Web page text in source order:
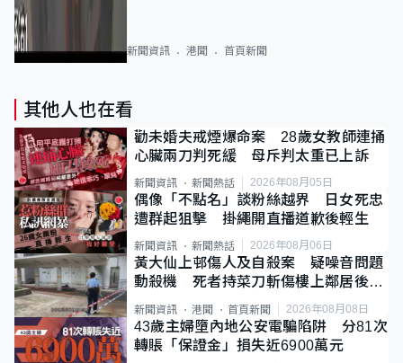
新聞資訊 港聞 首頁新聞
其他人也在看
勸未婚夫戒煙爆命案 28歲女教師連捅
心臟兩刀判死緩 母斥判太重已上訴
新聞資訊 新聞熱話 2026年08月05日
偶像「不點名」談粉絲越界 日女死忠
遭群起狙擊 掛繩開直播道歉後輕生
新聞資訊 新聞熱話 2026年08月06日
黃大仙上邨傷人及自殺案 疑噪音問題
動殺機 死者持菜刀斬傷樓上鄰居後墮
新聞資訊 港聞 首頁新聞 2026年08月08日
43歲主婦墮內地公安電騙陷阱 分81次
轉賬「保證金」損失近6900萬元